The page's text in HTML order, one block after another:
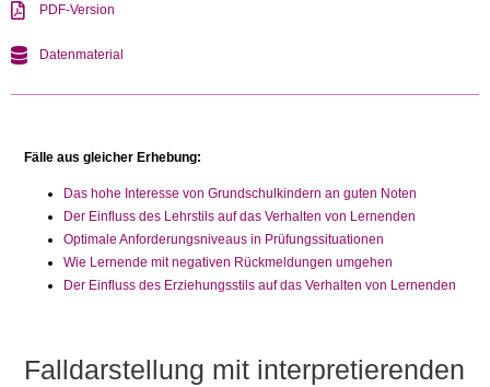
PDF-Version
Datenmaterial
Fälle aus gleicher Erhebung:
Das hohe Interesse von Grundschulkindern an guten Noten
Der Einfluss des Lehrstils auf das Verhalten von Lernenden
Optimale Anforderungsniveaus in Prüfungssituationen
Wie Lernende mit negativen Rückmeldungen umgehen
Der Einfluss des Erziehungsstils auf das Verhalten von Lernenden
Falldarstellung mit interpretierenden